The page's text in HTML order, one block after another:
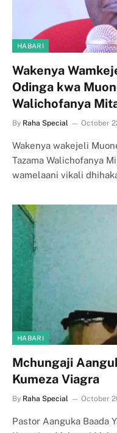
HABARI
Wakenya
Odinga kwa
Walichofanya
By Raha Special October
Wakenya wakejeli
Tazama Walichofanya
wamelaani vikali
HABARI
Mchungaji
Kumeza Viagra
By Raha Special October
Pastor Aanguka Baada